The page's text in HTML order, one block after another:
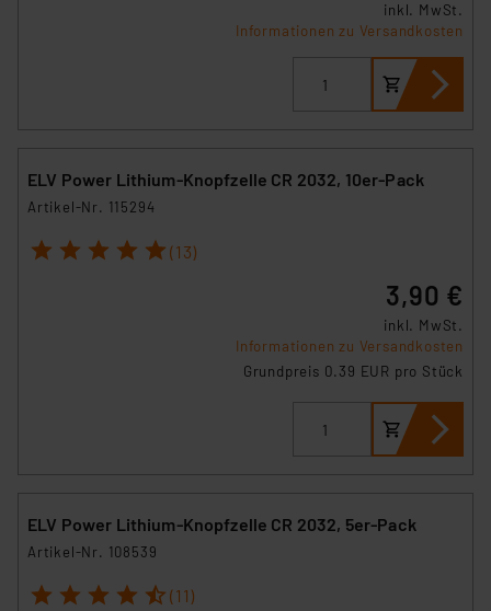
inkl. MwSt.
Informationen zu Versandkosten
ELV Power Lithium-Knopfzelle CR 2032, 10er-Pack
Artikel-Nr. 115294
1 2 3 4 5 (13)
3,90 €
inkl. MwSt.
Informationen zu Versandkosten
Grundpreis 0.39 EUR pro Stück
ELV Power Lithium-Knopfzelle CR 2032, 5er-Pack
Artikel-Nr. 108539
1 2 3 4 5 (11)